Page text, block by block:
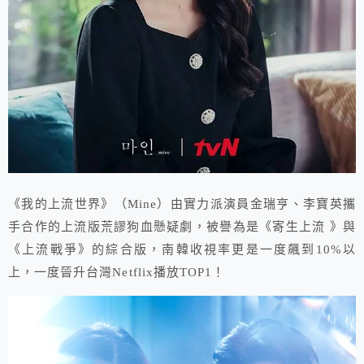
《我的上流世界》（Mine）由實力派演員金瑞亨、李寶英攜
手合作的上流版荒謬狗血懸疑劇，被譽為是《寄生上流 》與
《上流戰爭》的綜合版，南韓收視率更是一度飆到10%以
上，一度晉升台灣Netflix播放TOP1！